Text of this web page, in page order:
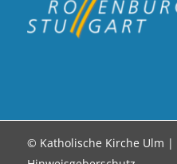
© Katholische Kirche Ulm |